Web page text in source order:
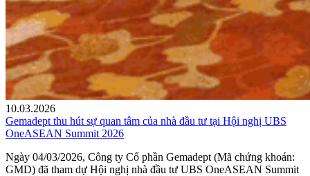
10.03.2026
Gemadept thu hút sự quan tâm của nhà đầu tư tại Hội nghị UBS
OneASEAN Summit 2026
Ngày 04/03/2026, Công ty Cổ phần Gemadept (Mã chứng khoán:
GMD) đã tham dự Hội nghị nhà đầu tư UBS OneASEAN Summit